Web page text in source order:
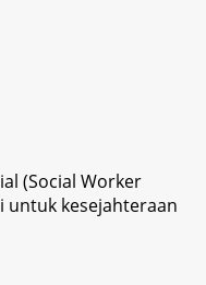
(Social Worker
untuk kesejahteraan